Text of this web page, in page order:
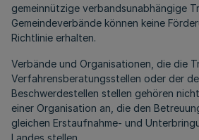
gemeinnützige verbandsunabhängige
Gemeindeverbände können keine
Richtlinie erhalten.
Verbände und Organisationen, die die
Verfahrensberatungsstellen oder der
Beschwerdestellen stellen gehören
einer Organisation an, die den
gleichen Erstaufnahme- und
Landes stellen.